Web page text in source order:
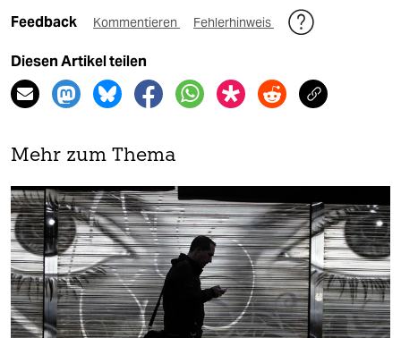
Feedback Kommentieren Fehlerhinweis
Diesen Artikel teilen
Mehr zum Thema